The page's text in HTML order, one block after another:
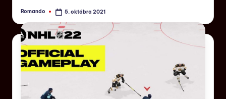
Romando 5. októbra 2021